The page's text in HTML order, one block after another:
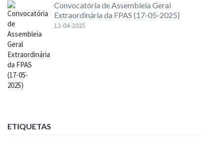
Convocatória de Assembleia Geral
Extraordinária da FPAS (17-05-2025)
12-04-2025
ETIQUETAS